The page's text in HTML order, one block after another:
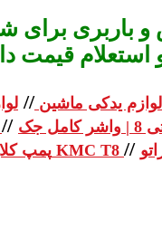
برای
داشته باشد -
لوازم یدکی ماشین //
//
پمپ کلاچ جک تی 8 | پمپ کلاچ KMC T8 //